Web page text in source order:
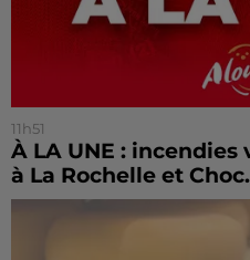
11h51
À LA UNE :
à La Rochelle et